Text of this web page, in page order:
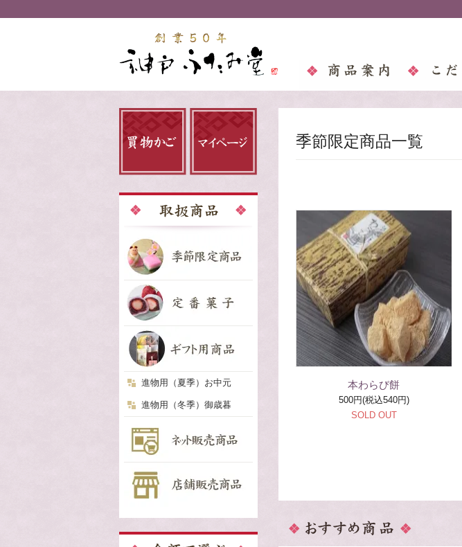
季節限定商品一覧
本わらび餅
500円(税込540円)
SOLD OUT
進物用（夏季）お中元
進物用（冬季）御歳暮